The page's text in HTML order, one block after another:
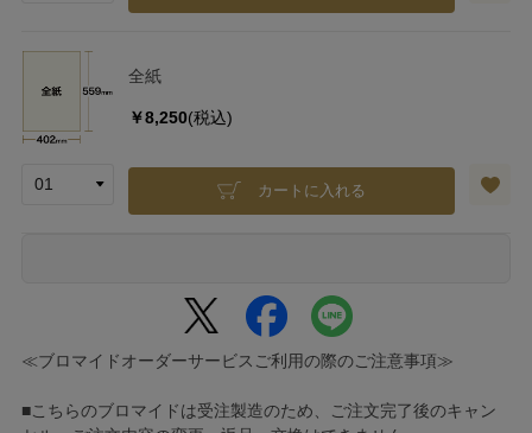
全紙
￥8,250(税込)
カートに入れる
≪ブロマイドオーダーサービスご利用の際のご注意事項≫
■こちらのブロマイドは受注製造のため、ご注文完了後のキャン